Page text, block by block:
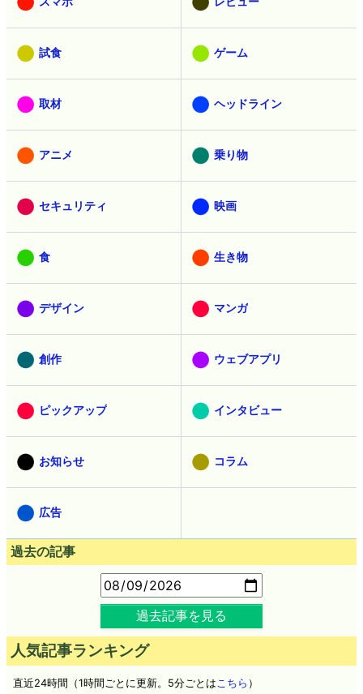
試食 ゲーム
取材 ヘッドライン
アニメ 乗り物
セキュリティ 映画
食 生き物
デザイン マンガ
創作 ウェブアプリ
ピックアップ インタビュー
お知らせ コラム
広告
過去の記事
過去記事を見る
人気記事ランキング
直近24時間（1時間ごとに更新。5分ごとはこちら ）